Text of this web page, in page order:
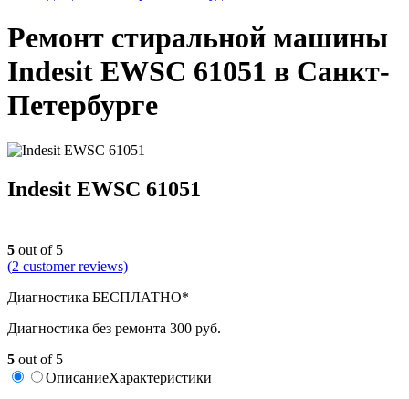
Ремонт стиральной машины
Indesit EWSC 61051 в Санкт-
Петербурге
Indesit EWSC 61051
5 out of 5
(2 customer reviews)
Диагностика БЕСПЛАТНО*
Диагностика без ремонта 300 руб.
5 out of 5
ОписаниеХарактеристики